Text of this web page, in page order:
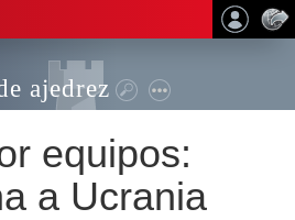
ajedrez
equipos:
a Ucrania